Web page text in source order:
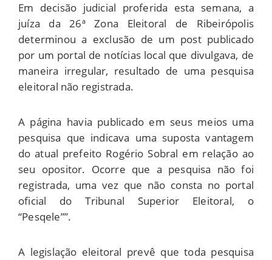
Em decisão judicial proferida esta semana, a
juíza da 26ª Zona Eleitoral de Ribeirópolis
determinou a exclusão de um post publicado
por um portal de notícias local que divulgava, de
maneira irregular, resultado de uma pesquisa
eleitoral não registrada.
A página havia publicado em seus meios uma
pesquisa que indicava uma suposta vantagem
do atual prefeito Rogério Sobral em relação ao
seu opositor. Ocorre que a pesquisa não foi
registrada, uma vez que não consta no portal
oficial do Tribunal Superior Eleitoral, o
“Pesqele””.
A legislação eleitoral prevê que toda pesquisa